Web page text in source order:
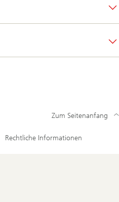
Rechtliche Informationen
Zum Seitenanfang